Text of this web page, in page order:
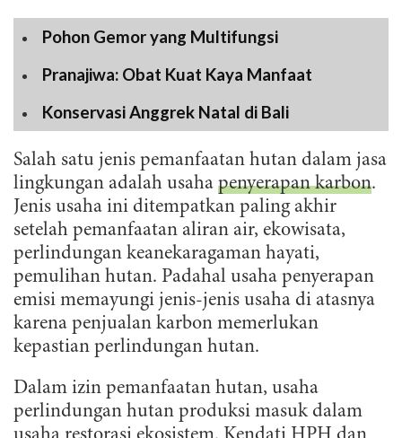
Pohon Gemor yang Multifungsi
Pranajiwa: Obat Kuat Kaya Manfaat
Konservasi Anggrek Natal di Bali
Salah satu jenis pemanfaatan hutan dalam jasa
lingkungan adalah usaha penyerapan karbon.
Jenis usaha ini ditempatkan paling akhir
setelah pemanfaatan aliran air, ekowisata,
perlindungan keanekaragaman hayati,
pemulihan hutan. Padahal usaha penyerapan
emisi memayungi jenis-jenis usaha di atasnya
karena penjualan karbon memerlukan
kepastian perlindungan hutan.
Dalam izin pemanfaatan hutan, usaha
perlindungan hutan produksi masuk dalam